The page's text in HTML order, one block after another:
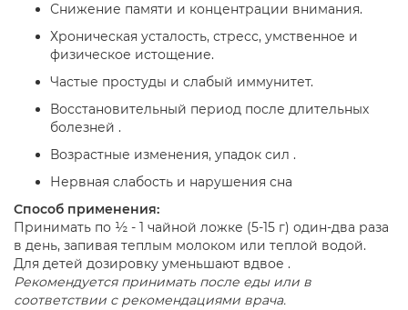
Снижение памяти и концентрации внимания.
Хроническая усталость, стресс, умственное и
физическое истощение.
Частые простуды и слабый иммунитет.
Восстановительный период после длительных
болезней .
Возрастные изменения, упадок сил .
Нервная слабость и нарушения сна
Способ применения:
Принимать по ½ - 1 чайной ложке (5-15 г) один-два раза
в день, запивая теплым молоком или теплой водой.
Для детей дозировку уменьшают вдвое .
Рекомендуется принимать после еды или в
соответствии с рекомендациями врача.